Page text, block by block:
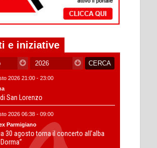
e iniziative
2026 21:00 - 23:00
San Lorenzo
2026 06:38 - 09:00
Parmigiano
30 agosto torna il concerto all’alba